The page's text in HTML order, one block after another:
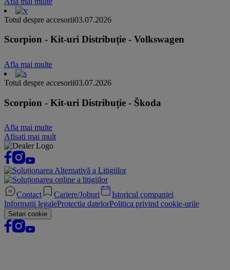
Totul despre accesorii03.07.2026
Scorpion - Kit-uri Distribuție - Volkswagen
Afla mai multe
Totul despre accesorii03.07.2026
Scorpion - Kit-uri Distribuție - Škoda
Afla mai multe
Afisati mai mult
Contact Cariere/Joburi
Istoricul companiei
Informatii legaleProtectia datelorPolitica privind cookie-urile
Setari cookie